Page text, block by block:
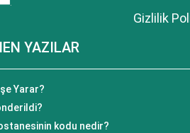
Gizlilik
YAZILAR
Yarar?
kodu nedir?